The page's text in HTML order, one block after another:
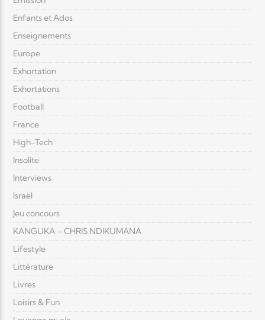
Enfants et Ados
Enseignements
Europe
Exhortation
Exhortations
Football
France
High-Tech
Insolite
Interviews
Israël
Jeu concours
KANGUKA – CHRIS NDIKUMANA
Lifestyle
Littérature
Livres
Loisirs & Fun